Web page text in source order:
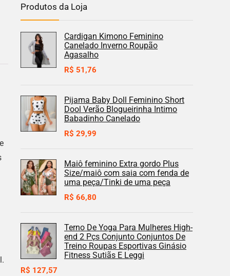
Produtos da Loja
Cardigan Kimono Feminino
Canelado Inverno Roupão
Agasalho
R$ 51,76
Pijama Baby Doll Feminino Short
Dool Verão Blogueirinha Intimo
Babadinho Canelado
R$ 29,99
Maiô feminino Extra gordo Plus
Size/maiô com saia com fenda de
uma peça/Tinki de uma peça
R$ 66,80
Terno De Yoga Para Mulheres High-
end 2 Pçs Conjunto Conjuntos De
Treino Roupas Esportivas Ginásio
Fitness Sutiãs E Leggi
R$ 127,57